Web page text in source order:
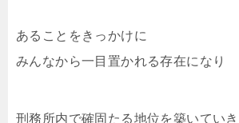
あることをきっかけに
みんなから一目置かれる存在になり
刑務所内で確固たる地位を築いていき